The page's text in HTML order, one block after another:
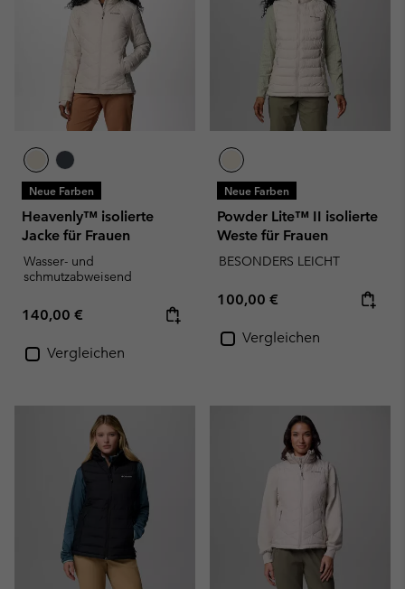
Neue Farben
Heavenly™ isolierte
Jacke für Frauen
Wasser- und
schmutzabweisend
Regular price:
140,00 €
Vergleichen
Neue Farben
Powder Lite™ II isolierte
Weste für Frauen
BESONDERS LEICHT
Regular price:
100,00 €
Vergleichen